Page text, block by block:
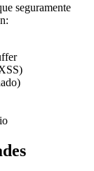
seguramente